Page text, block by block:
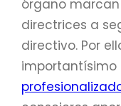
órgano
directrices a
directivo. Por
importantísimo